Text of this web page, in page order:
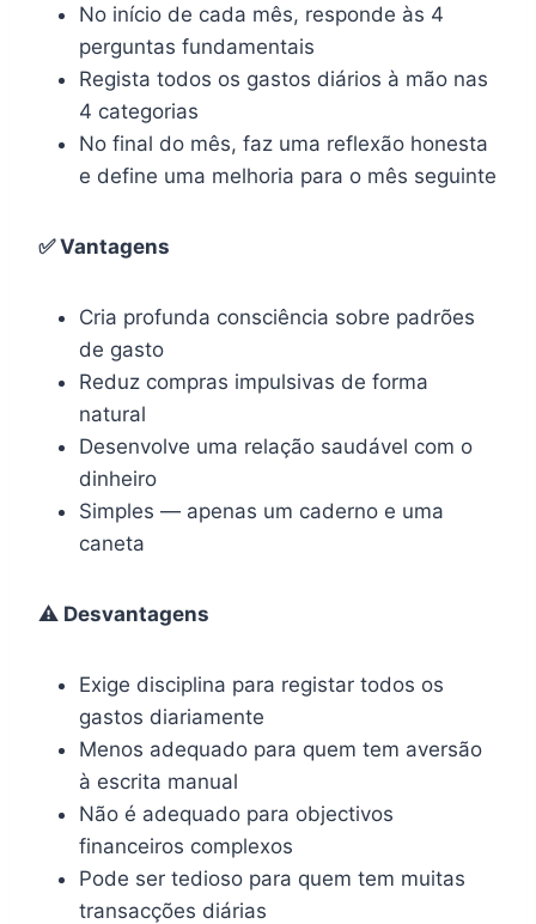
No início de cada mês, responde às 4
perguntas fundamentais
Regista todos os gastos diários à mão nas
4 categorias
No final do mês, faz uma reflexão honesta
e define uma melhoria para o mês seguinte
✅ Vantagens
Cria profunda consciência sobre padrões
de gasto
Reduz compras impulsivas de forma
natural
Desenvolve uma relação saudável com o
dinheiro
Simples — apenas um caderno e uma
caneta
⚠️ Desvantagens
Exige disciplina para registar todos os
gastos diariamente
Menos adequado para quem tem aversão
à escrita manual
Não é adequado para objectivos
financeiros complexos
Pode ser tedioso para quem tem muitas
transacções diárias